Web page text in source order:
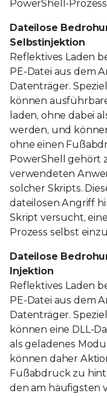
PowerShell-
Dateilose
Selbstinjektion
Reflektives Laden
PE-Datei aus dem
Datenträger.
können
laden, ohne dabei
werden, und
ohne einen
PowerShell gehört
verwendeten
solcher Skripts.
dateilosen Angriff
Skript versucht,
Prozess selbst
Dateilose
Injektion
Reflektives Laden
PE-Datei aus dem
Datenträger.
können eine DLL-
als geladenes
können daher
Fußabdruck zu
den am häufigsten